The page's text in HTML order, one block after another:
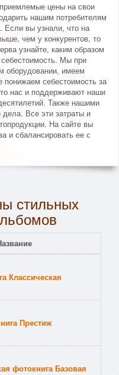
цены на свои
нашим потребителям
Если вы узнали, что на
чем у конкурентов, то
узнайте, каким образом
Мы при
оборудовании, имеем
понижаем себестоимость за
нас и поддерживают наши
Также нашими
Все эти затраты и
На сайте вы
и сбалансировать ее с
стильных
Классическая
Престиж
фотокнига Базовая